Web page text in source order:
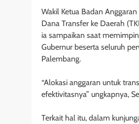
Wakil Ketua Badan
Dana Transfer ke Daerah
ia sampaikan saat
Gubernur beserta seluruh
Palembang.
“Alokasi anggaran untuk
efektivitasnya” ungkapnya,
Terkait hal itu, dalam